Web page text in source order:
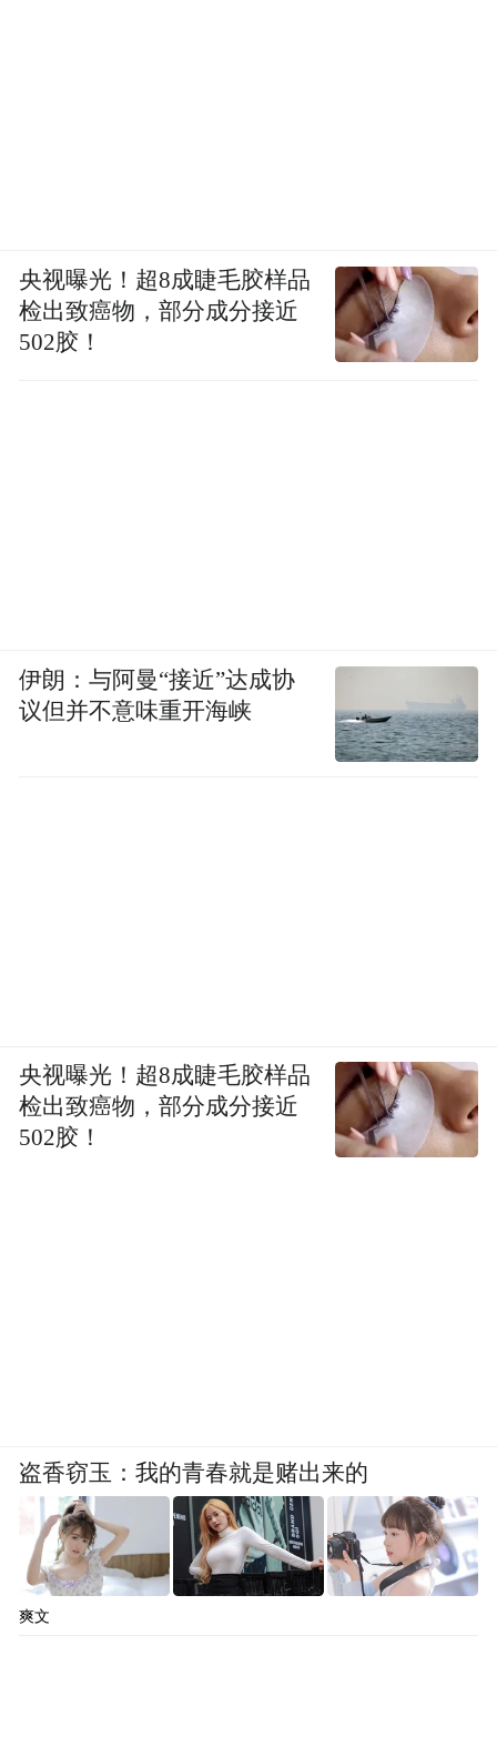
央视曝光！超8成睫毛胶样品
检出致癌物，部分成分接近
502胶！
伊朗：与阿曼“接近”达成协
议但并不意味重开海峡
央视曝光！超8成睫毛胶样品
检出致癌物，部分成分接近
502胶！
盗香窃玉：我的青春就是赌出来的
爽文